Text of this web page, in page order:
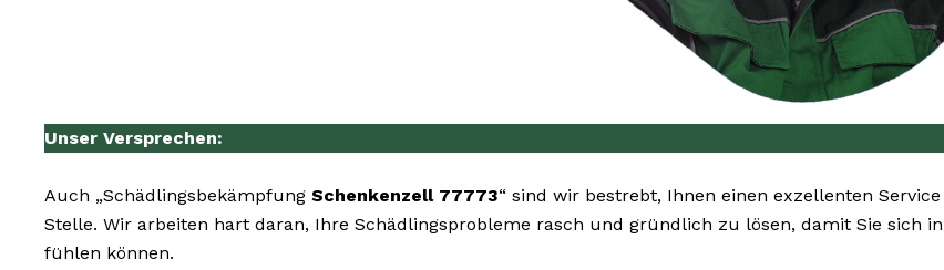
Unser Versprechen:
Auch „Schädlingsbekämpfung Schenkenzell 77773“ sind wir bestrebt, Ihnen einen exzellenten
Stelle. Wir arbeiten hart daran, Ihre Schädlingsprobleme rasch und gründlich zu lösen, damit Sie sich
fühlen können.